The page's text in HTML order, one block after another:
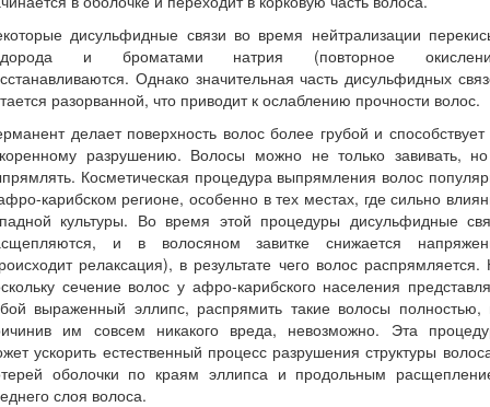
дисульфидные связи во время нейтрализации
и броматами натрия (повторное
Однако значительная часть дисульфидных
разорванной, что приводит к ослаблению прочности волос.
делает поверхность волос более грубой и способствует
разрушению. Волосы можно не только завивать,
Косметическая процедура выпрямления волос
карибском регионе, особенно в тех местах, где сильно
культуры. Во время этой процедуры дисульфидные
и в волосяном завитке снижается
релаксация), в результате чего волос распрямляется.
сечение волос у афро-карибского населения
выраженный эллипс, распрямить такие волосы полностью,
им совсем никакого вреда, невозможно. Эта
ускорить естественный процесс разрушения структуры
оболочки по краям эллипса и продольным
слоя волоса.